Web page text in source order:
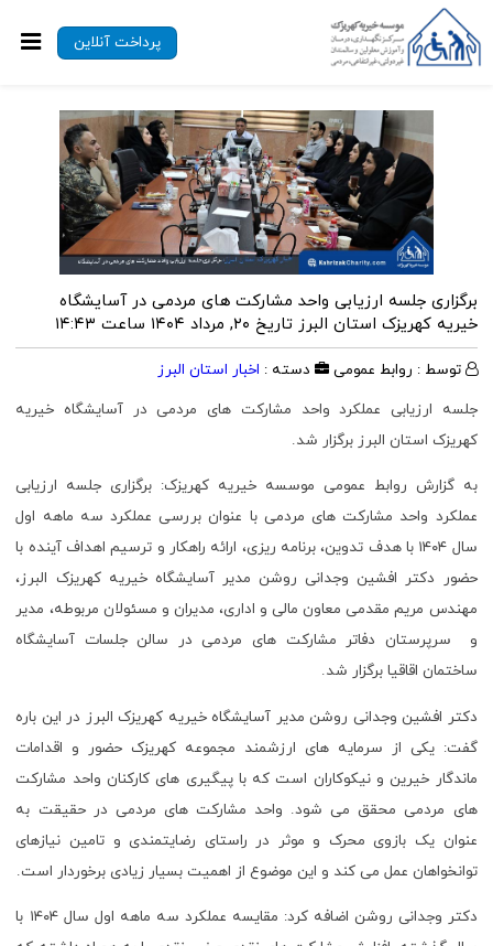
پرداخت آنلاین
برگزاری جلسه ارزیابی واحد مشارکت های مردمی در آسایشگاه
خیریه کهریزک استان البرزتاریخ ۲۰, مرداد ۱۴۰۴ ساعت ۱۴:۴۳
توسط : روابط عمومی دسته : اخبار استان البرز
جلسه ارزیابی عملکرد واحد مشارکت های مردمی در آسایشگاه خیریه
کهریزک استان البرز برگزار شد.
به گزارش روابط عمومی موسسه خیریه کهریزک: برگزاری جلسه ارزیابی
عملکرد واحد مشارکت های مردمی با عنوان بررسی عملکرد سه ماهه اول
سال ۱۴۰۴ با هدف تدوین، برنامه ریزی، ارائه راهکار و ترسیم اهداف آینده با
حضور دکتر افشین وجدانی روشن مدیر آسایشگاه خیریه کهریزک البرز،
مهندس مریم مقدمی معاون مالی و اداری، مدیران و مسئولان مربوطه، مدیر
و سرپرستان دفاتر مشارکت های مردمی در سالن جلسات آسایشگاه
ساختمان اقاقیا برگزار شد.
دکتر افشین وجدانی روشن مدیر آسایشگاه خیریه کهریزک البرز در این باره
گفت: یکی از سرمایه های ارزشمند مجموعه کهریزک حضور و اقدامات
ماندگار خیرین و نیکوکاران است که با پیگیری های کارکنان واحد مشارکت
های مردمی محقق می شود. واحد مشارکت های مردمی در حقیقت به
عنوان یک بازوی محرک و موثر در راستای رضایتمندی و تامین نیازهای
توانخواهان عمل می کند و این موضوع از اهمیت بسیار زیادی برخوردار است.
دکتر وجدانی روشن اضافه کرد: مقایسه عملکرد سه ماهه اول سال ۱۴۰۴ با